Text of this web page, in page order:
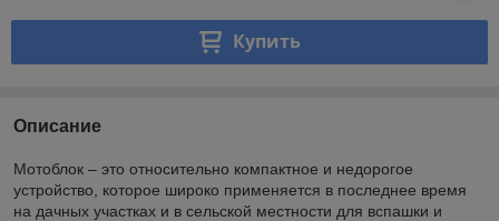
Купить
Описание
Мотоблок – это относительно компактное и недорогое
устройство, которое широко применяется в последнее время
на дачных участках и в сельской местности для вспашки и